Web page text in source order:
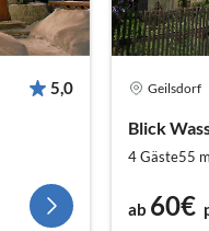
5,0 Geilsdorf
Blick
4 Gäste55
ab 60€